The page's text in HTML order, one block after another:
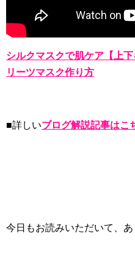
シルクマスクで肌ケア【上
リーツマスク作り方
■詳しいブログ解説記事はこ
今日もお読みいただいて、あ